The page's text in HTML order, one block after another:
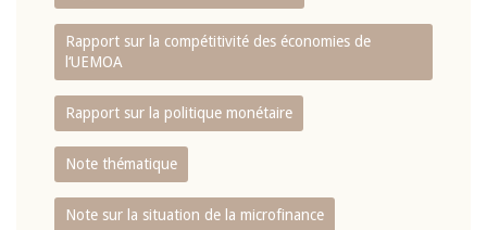
Rapport sur la compétitivité des économies de
l‘UEMOA
Rapport sur la politique monétaire
Note thématique
Note sur la situation de la microfinance